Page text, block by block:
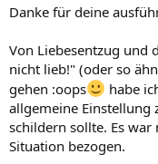
Danke für deine
Von Liebesentzug und
nicht lieb!" (oder so
gehen :oops
habe
allgemeine Einstellung
schildern sollte. Es
Situation bezogen.